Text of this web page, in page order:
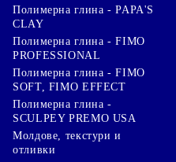
Полимерна глина - PAPA'S
CLAY
Полимерна глина - FIMO
PROFESSIONAL
Полимерна глина - FIMO
SOFT, FIMO EFFECT
Полимерна глина -
SCULPEY PREMO USA
Молдове, текстури и
отливки